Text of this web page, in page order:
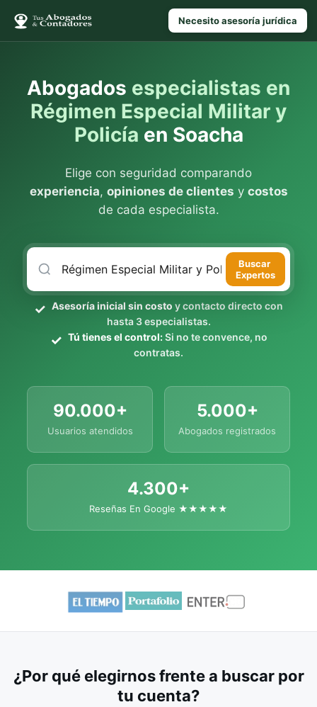
Necesito asesoría jurídica
Abogados especialistas en
Régimen Especial Militar y
Policía en Soacha
Elige con seguridad comparando
experiencia, opiniones de clientes y costos
de cada especialista.
Buscar
Expertos
Asesoría inicial sin costo y contacto directo con
hasta 3 especialistas.
Tú tienes el control:Si no te convence, no
contratas.
90.000+
Usuarios atendidos
5.000+
Abogados registrados
4.300+
Reseñas En Google ★★★★★
¿Por qué elegirnos frente a buscar por
tu cuenta?